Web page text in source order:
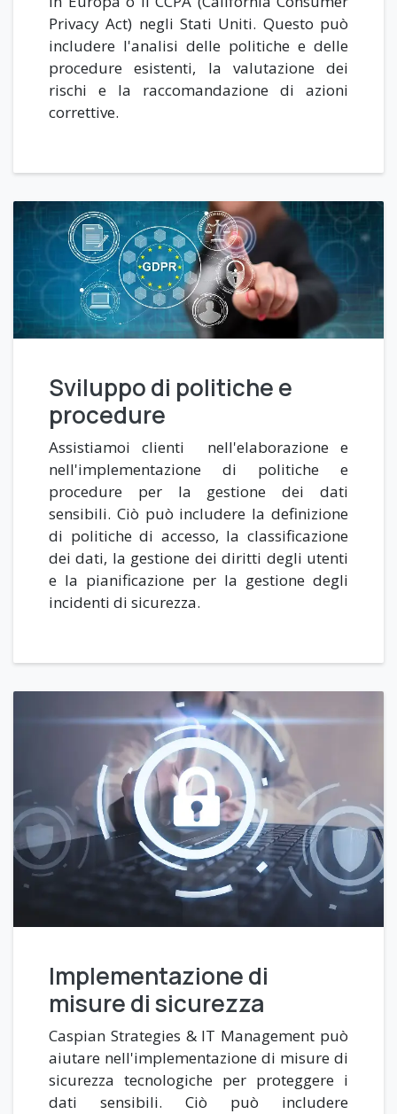
Privacy Act) negli Stati Uniti. Questo può
includere l'analisi delle politiche e delle
procedure esistenti, la valutazione dei
rischi e la raccomandazione di azioni
correttive.
Sviluppo di politiche e
procedure
Assistiamoi clienti nell'elaborazione e
nell'implementazione di politiche e
procedure per la gestione dei dati
sensibili. Ciò può includere la definizione
di politiche di accesso, la classificazione
dei dati, la gestione dei diritti degli utenti
e la pianificazione per la gestione degli
incidenti di sicurezza.
Implementazione di
misure di sicurezza
Caspian Strategies & IT Management può
aiutare nell'implementazione di misure di
sicurezza tecnologiche per proteggere i
dati sensibili. Ciò può includere